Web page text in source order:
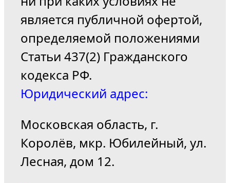
является публичной офертой,
определяемой положениями
Статьи 437(2) Гражданского
кодекса РФ.
Юридический адрес:
Московская область, г.
Королёв, мкр. Юбилейный, ул.
Лесная, дом 12.